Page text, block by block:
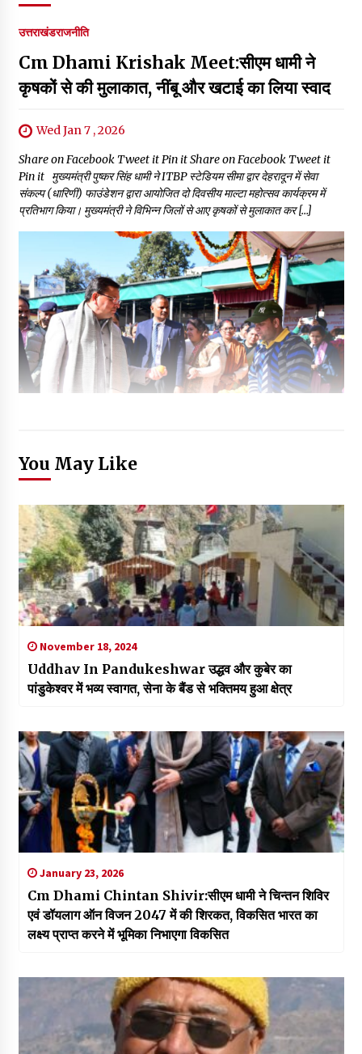
उत्तराखंडराजनीति
Cm Dhami Krishak Meet:सीएम धामी ने
कृषकों से की मुलाकात, नींबू और खटाई का लिया स्वाद
Wed Jan 7 , 2026
Share on Facebook Tweet it Pin it Share on Facebook Tweet it
Pin it मुख्यमंत्री पुष्कर सिंह धामी ने ITBP स्टेडियम सीमा द्वार देहरादून में सेवा
संकल्प (धारिणी) फाउंडेशन द्वारा आयोजित दो दिवसीय माल्टा महोत्सव कार्यक्रम में
प्रतिभाग किया। मुख्यमंत्री ने विभिन्न जिलों से आए कृषकों से मुलाकात कर […]
You May Like
November 18, 2024
Uddhav In Pandukeshwar उद्धव और कुबेर का
पांडुकेश्वर में भव्य स्वागत, सेना के बैंड से भक्तिमय हुआ क्षेत्र
January 23, 2026
Cm Dhami Chintan Shivir:सीएम धामी ने चिन्तन शिविर
एवं डॉयलाग ऑन विजन 2047 में की शिरकत, विकसित भारत का
लक्ष्य प्राप्त करने में भूमिका निभाएगा विकसित